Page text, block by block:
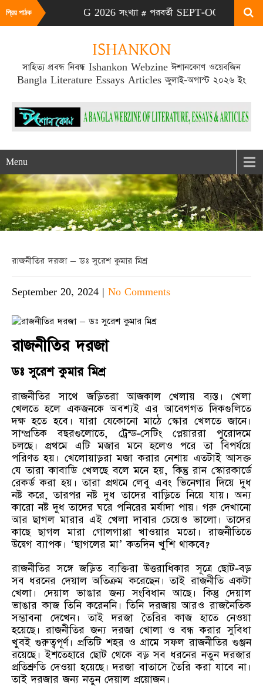
প্রিয় পাঠক
# এটা JULY-AUG 2026 সংখ্যা # পরবর্তী SEPT-OCT 2026
ISHANKON
সাহিত্য প্রবন্ধ নিবন্ধ Ishankon Webzine ঈশানকোণ ওয়েবজিন
Bangla Literature Essays Articles জুলাই-অগাস্ট ২০২৬ ইং
Menu
রাজনীতির দরজা – ডঃ সুরেশ কুমার মিশ্র
September 20, 2024 | No Comments
রাজনীতির দরজা
ডঃ সুরেশ কুমার মিশ্র
রাজনীতির সাথে জড়িতরা আজকাল খেলায় ব্যস্ত। খেলা
খেলতে হলে একজনকে অবশ্যই এর আবেগগত দিকগুলিতে
দক্ষ হতে হবে। যারা যেকোনো মাঠে স্কোর খেলতে জানে।
সাম্প্রতিক বছরগুলোতে, ট্রেন্ড-সেটিং প্লেয়াররা পুরোদমে
চলছে। প্রথমে এটি মজার মনে হলেও পরে তা বিপর্যয়ে
পরিণত হয়। খেলোয়াড়রা মজা করার নেশায় এতটাই আসক্ত
যে তারা কাবাডি খেলছে বলে মনে হয়, কিন্তু রান স্কোরকার্ডে
রেকর্ড করা হয়। তারা প্রথমে লেবু এবং ভিনেগার দিয়ে দুধ
নষ্ট করে, তারপর নষ্ট দুধ তাদের বাড়িতে নিয়ে যায়। অন্য
কারো নষ্ট দুধ তাদের ঘরে পনিরের মর্যাদা পায়। গরু দেখানো
আর ছাগল মারার এই খেলা দাবার চেয়েও ভালো। তাদের
কাছে ছাগল মারা গোলগাপ্পা খাওয়ার মতো। রাজনীতিতে
উদ্বেগ ব্যাপক। ‘ছাগলের মা’ কতদিন খুশি থাকবে?
রাজনীতির সঙ্গে জড়িত ব্যক্তিরা উত্তরাধিকার সূত্রে ছোট-বড়
সব ধরনের দেয়াল অতিক্রম করেছেন। তাই রাজনীতি একটা
খেলা। দেয়াল ভাঙার জন্য সংবিধান আছে। কিন্তু দেয়াল
ভাঙার কাজ তিনি করেননি। তিনি দরজায় আরও রাজনৈতিক
সম্ভাবনা দেখেন। তাই দরজা তৈরির কাজ হাতে নেওয়া
হয়েছে। রাজনীতির জন্য দরজা খোলা ও বন্ধ করার সুবিধা
খুবই গুরুত্বপূর্ণ। প্রতিটি শহর ও গ্রামে সফল রাজনীতির গুঞ্জন
রয়েছে। ইশতেহারে ছোট থেকে বড় সব ধরনের নতুন দরজার
প্রতিশ্রুতি দেওয়া হয়েছে। দরজা বাতাসে তৈরি করা যাবে না।
তাই দরজার জন্য নতুন দেয়াল প্রয়োজন।